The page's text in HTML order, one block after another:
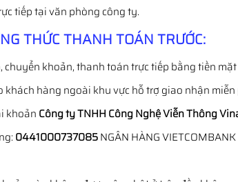
tiếp tại văn phòng công ty.
THỨC THANH TOÁN TRƯỚC:
chuyển khoản, thanh toán trực tiếp bằng tiền
khách hàng ngoài khu vực hỗ trợ giao nhận
khoản Công ty TNHH Công Nghệ Viễn Thông
0441000737085NGÂN HÀNG